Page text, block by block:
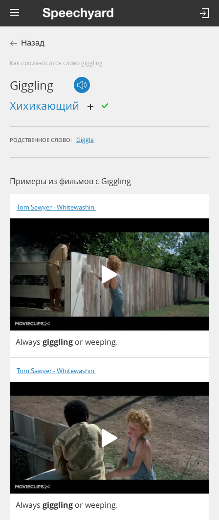
Назад
Как произносится слово giggling
Giggling
хихикающий
РОДСТВЕННОЕ СЛОВО: Giggle
Примеры из фильмов c Giggling
Tom Sawyer - Whitewashin'
Always giggling orweeping.
Tom Sawyer - Whitewashin'
Always giggling orweeping.